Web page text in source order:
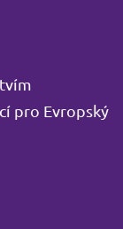
pro Evropský